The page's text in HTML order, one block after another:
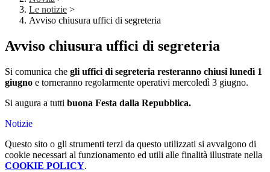
Le notizie >
Avviso chiusura uffici di segreteria
Avviso chiusura uffici di segreteria
Si comunica che gli uffici di segreteria resteranno chiusi lunedì 1
giugno e torneranno regolarmente operativi mercoledì 3 giugno.
Si augura a tutti buona Festa dalla Repubblica.
Notizie
Questo sito o gli strumenti terzi da questo utilizzati si avvalgono di
cookie necessari al funzionamento ed utili alle finalità illustrate nella
COOKIE POLICY.